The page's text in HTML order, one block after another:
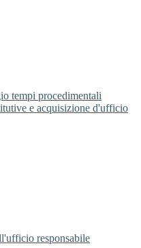
tempi procedimentali
e acquisizione d'ufficio
responsabile